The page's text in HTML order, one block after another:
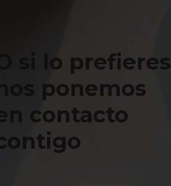
O si lo prefieres
nos ponemos
en contacto
contigo